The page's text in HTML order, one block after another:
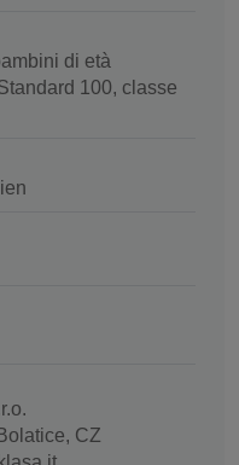
di età
100, classe
CZ